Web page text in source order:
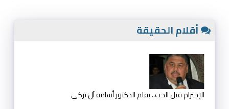
أقلام الحقيقة
الإحترام قبل الحب.. بقلم الدكتور أسامة آل تركي